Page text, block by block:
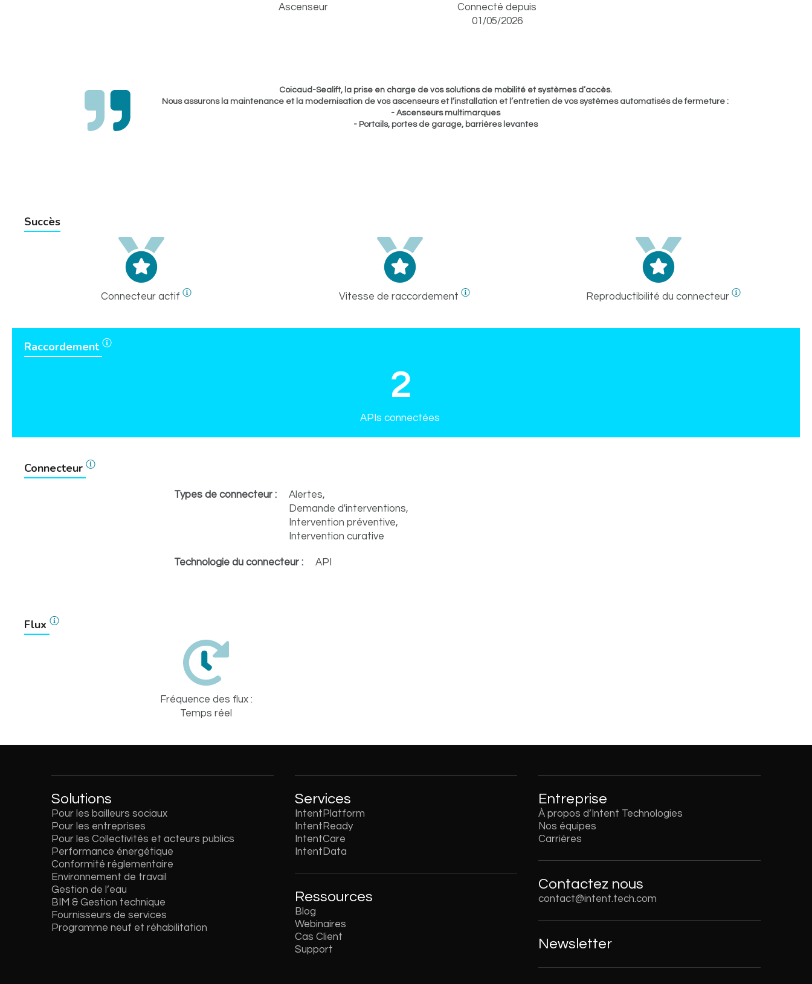
Ascenseur
Connecté depuis
01/05/2026
Coicaud-Sealift, la prise en charge de vos solutions de mobilité et systèmes d’accès.
Nous assurons la maintenance et la modernisation de vos ascenseurs et l’installation et l’entretien de vos systèmes automatisés de fermeture :
- Ascenseurs multimarques
- Portails, portes de garage, barrières levantes
Succès
Connecteur actif Vitesse de raccordement Reproductibilité du connecteur
Raccordement
2
APIs connectées
Connecteur
Types de connecteur :
Alertes,
Demande d'interventions,
Intervention préventive,
Intervention curative
Technologie du connecteur : API
Flux
Fréquence des flux :
Temps réel
Solutions
Pour les bailleurs sociaux
Pour les entreprises
Pour les Collectivités et acteurs publics
Performance énergétique
Conformité réglementaire
Environnement de travail
Gestion de l’eau
BIM & Gestion technique
Fournisseurs de services
Programme neuf et réhabilitation
Services
IntentPlatform
IntentReady
IntentCare
IntentData
Ressources
Blog
Webinaires
Cas Client
Support
Entreprise
À propos d’Intent Technologies
Nos équipes
Carrières
Contactez nous
contact@intent.tech.com
Newsletter